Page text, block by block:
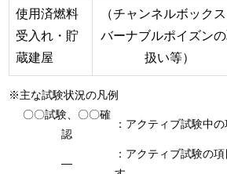
使用済燃料
受入れ・貯
蔵建屋
（チャンネルボックス
バーナブルポイズンの
扱い等）
※主な試験状況の凡例
〇〇試験、〇〇確
認
：アクティブ試験中
―
：アクティブ試験の